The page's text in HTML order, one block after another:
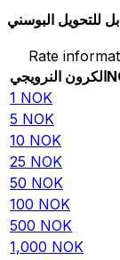
للتحويل البوسني
Rate
الكرون النرويجي
1 NOK
5 NOK
10 NOK
25 NOK
50 NOK
100 NOK
500 NOK
1,000 NOK